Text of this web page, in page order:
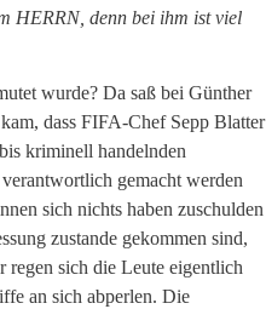
HERRN, denn bei ihm ist viel
wurde? Da saß bei Günther
dass FIFA-Chef Sepp Blatter
kriminell handelnden
gemacht werden
sich nichts haben zuschulden
zustande gekommen sind,
regen sich die Leute eigentlich
an sich abperlen. Die